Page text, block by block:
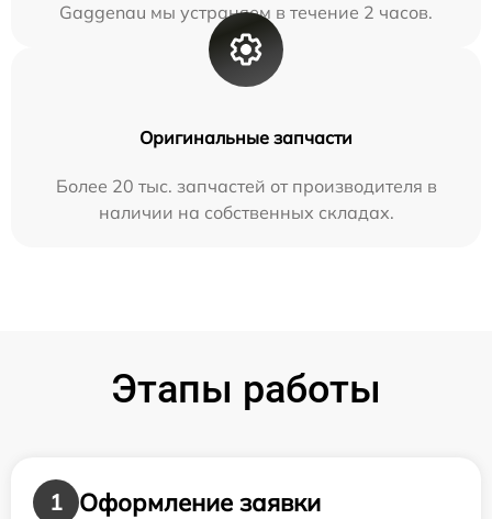
Gaggenau мы устраняем в течение 2 часов.
Оригинальные запчасти
Более 20 тыс. запчастей от производителя в
наличии на собственных складах.
Этапы работы
1
Оформление заявки